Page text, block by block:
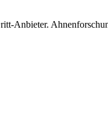
Anbieter.